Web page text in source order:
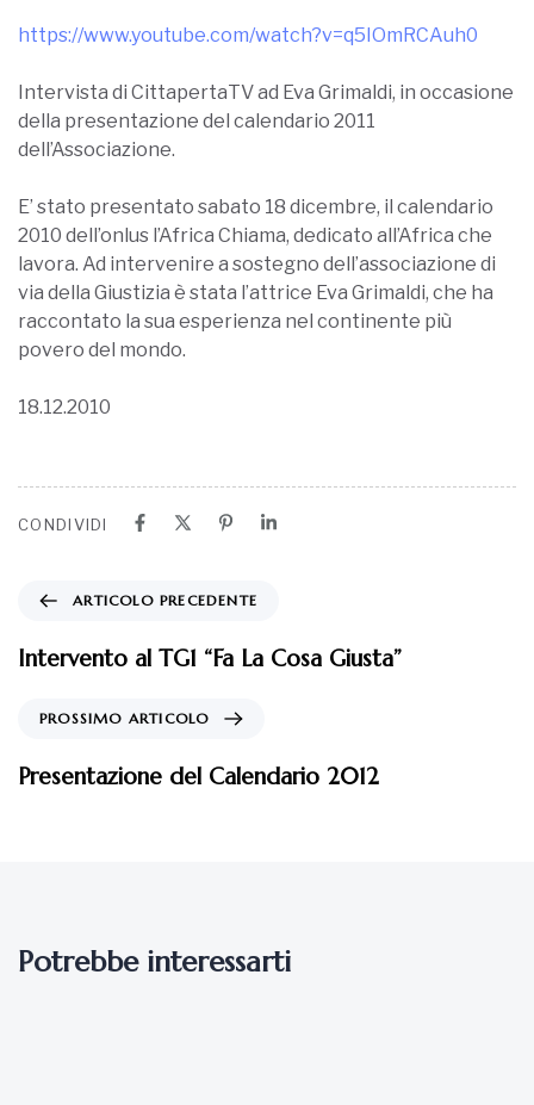
https://www.youtube.com/watch?v=q5IOmRCAuh0
Intervista di CittapertaTV ad Eva Grimaldi, in occasione
della presentazione del calendario 2011
dell’Associazione.
E’ stato presentato sabato 18 dicembre, il calendario
2010 dell’onlus l’Africa Chiama, dedicato all’Africa che
lavora. Ad intervenire a sostegno dell’associazione di
via della Giustizia è stata l’attrice Eva Grimaldi, che ha
raccontato la sua esperienza nel continente più
povero del mondo.
18.12.2010
CONDIVIDI
ARTICOLO PRECEDENTE
Intervento al TG1 “Fa La Cosa Giusta”
PROSSIMO ARTICOLO
Presentazione del Calendario 2012
Potrebbe interessarti